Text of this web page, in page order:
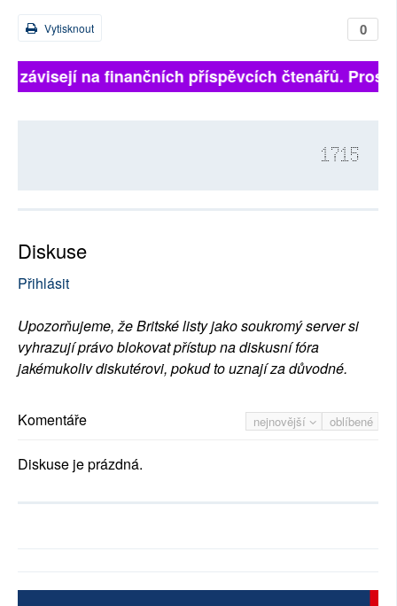
0
Vytisknout
závisejí na finančních příspěvcích čtenářů.
1715
Diskuse
Přihlásit
Upozorňujeme, že Britské listy jako soukromý server si
vyhrazují právo blokovat přístup na diskusní fóra
jakémukoliv diskutérovi, pokud to uznají za důvodné.
nejnovější oblíbené
Komentáře
Diskuse je prázdná.